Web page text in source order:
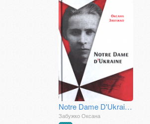
Notre Dame D'Ukraine: українка в конфлікті міфологій
Забужко Оксана